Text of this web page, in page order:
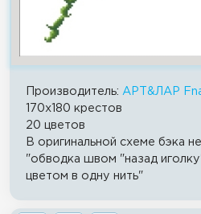
Производитель: АРТ&ЛАР
170x180 крестов
20 цветов
В оригинальной схеме бэка
"обводка швом "назад
цветом в одну нить"